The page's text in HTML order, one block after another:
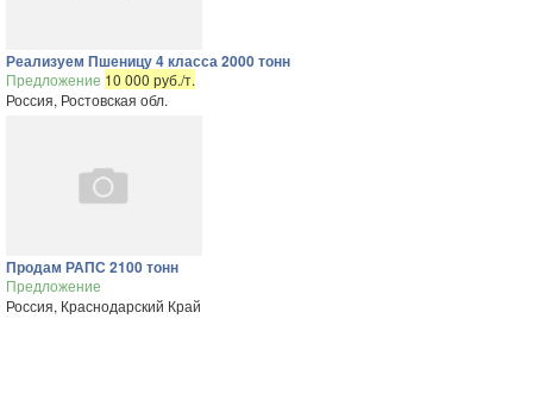
Реализуем Пшеницу 4 класса 2000 тонн
Предложение 10 000 руб./т.
Россия, Ростовская обл.
Продам РАПС 2100 тонн
Предложение
Россия, Краснодарский Край